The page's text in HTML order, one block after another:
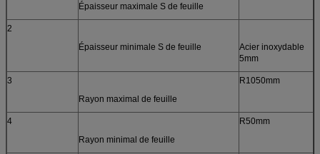
Épaisseur maximale S de feuille
2
Épaisseur minimale S de feuille
Acier inoxydable
5mm
3
Rayon maximal de feuille
R1050mm
4
Rayon minimal de feuille
R50mm